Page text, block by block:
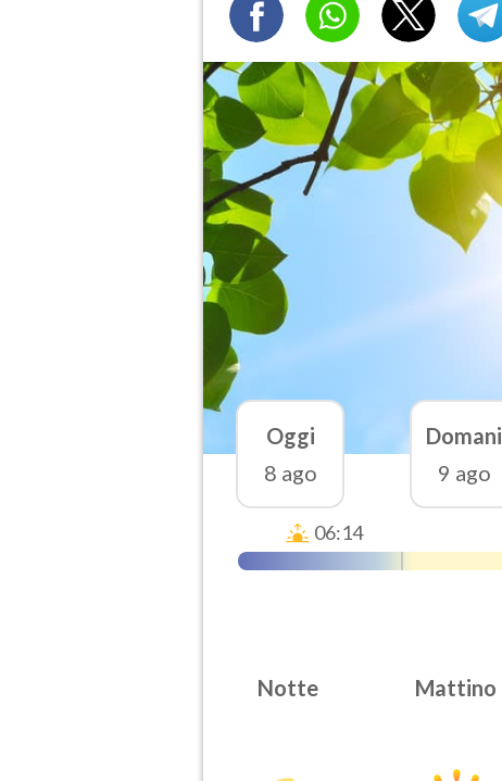
Oggi
8 ago
Domani
9 ago
06:14
Notte Mattino